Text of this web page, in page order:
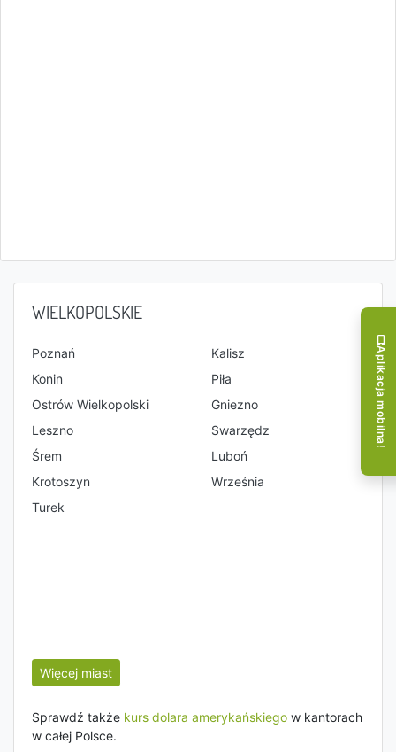
WIELKOPOLSKIE
Poznań
Kalisz
Konin
Piła
Ostrów Wielkopolski
Gniezno
Leszno
Swarzędz
Śrem
Luboń
Krotoszyn
Września
Turek
Więcej miast
Sprawdź także kurs dolara amerykańskiego w kantorach
w całej Polsce.
Aplikacja mobilna!